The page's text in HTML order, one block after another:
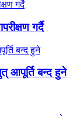
गर्दै
आपूर्ति बन्द हुने